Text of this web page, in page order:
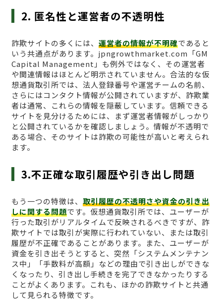
2. 匿名性と運営者の不透明性
詐欺サイトの多くには、 運営者の情報が不明確であると
いう共通点があります。jpngrowthmarket.com「GM
Capital Management」も例外ではなく、その運営者
や関連情報はほとんど明示されていません。合法的な仮
想通貨取引所では、法人登録番号や運営チームの名前、
さらにはコンタクト情報が公開されていますが、詐欺業
者は通常、これらの情報を隠蔽しています。信頼できる
サイトを見分けるためには、まず運営者情報がしっかり
と公開されているかを確認しましょう。情報が不透明で
ある場合、そのサイトは詐欺の可能性が高いと考えられ
ます。
3.不正確な取引履歴や引き出し問題
もう一つの特徴は、 取引履歴の不透明さや資金の引き出
しに関する問題です。仮想通貨取引所では、ユーザーが
行った取引がリアルタイムで反映されるべきですが、詐
欺サイトでは取引が実際に行われていない、または取引
履歴が不正確であることがあります。また、ユーザーが
資金を引き出そうとすると、突然「システムメンテナン
ス中」「手数料が高額」などの理由で引き出しができな
くなったり、引き出し手続きを完了できなかったりする
ことがよくあります。これも、ほかの詐欺サイトと共通
して見られる特徴です。